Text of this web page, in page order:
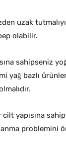
uzak
olabilir.
sahipseniz
bazlı ürünler
yapısına
problemini